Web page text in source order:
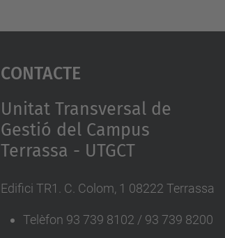
Contacte
Unitat Transversal de
Gestió del Campus
Terrassa - UTGCT
Edifici TR1. C. Colom, 1 08222 Terrassa
Telèfon 93 739 8102 / 93 739 8200